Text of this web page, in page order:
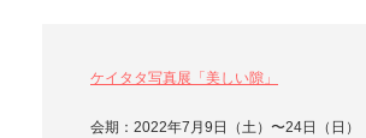
ケイタタ写真展「美しい隙」
会期：2022年7月9日（土）〜24日（日）